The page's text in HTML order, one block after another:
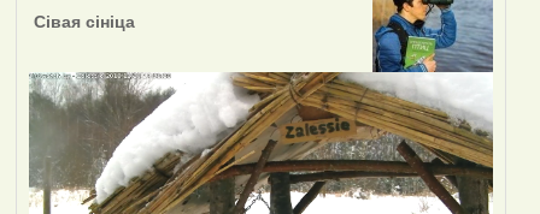
Сівая сініца